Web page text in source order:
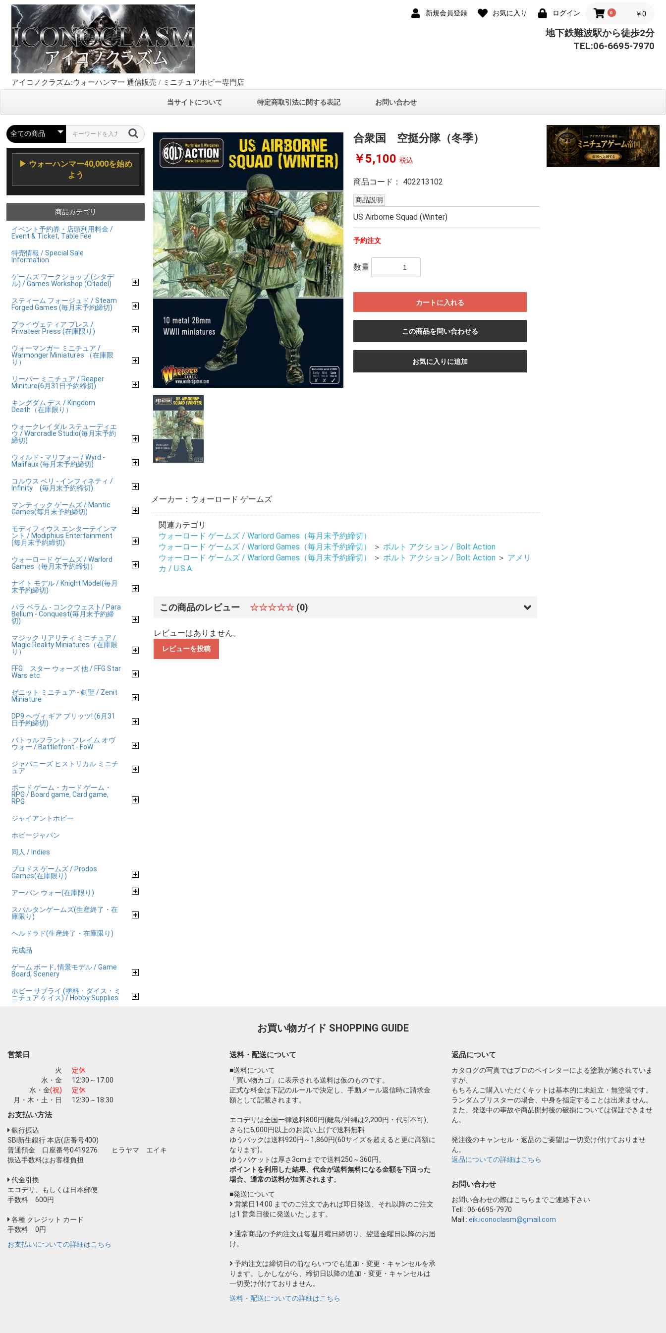
新規会員登録 お気に入り ログイン 0 ￥0
アイコノクラズム:ウォーハンマー 通信販売 / ミニチュアホビー専門店
地下鉄難波駅から徒歩2分
TEL:06-6695-7970
当サイトについて 特定商取引法に関する表記 お問い合わせ
▶ ウォーハンマー40,000を始め
よう
商品カテゴリ
イベント予約券・店頭利用料金 /
Event & Ticket, Table Fee
特売情報 / Special Sale
Information
ゲームズ ワークショップ (シタデ
ル) / Games Workshop (Citadel)
スティーム フォージュド / Steam
Forged Games (毎月末予約締切)
プライヴェティア プレス /
Privateer Press (在庫限り)
ウォーマンガー ミニチュア /
Warmonger Miniatures （在庫限
り）
リーパー ミニチュア / Reaper
Miniture(6月31日予約締切)
キングダム デス / Kingdom
Death（在庫限り）
ウォークレイダル ステューディエ
ウ / Warcradle Studio(毎月末予約
締切)
ウィルド - マリフォー / Wyrd -
Malifaux (毎月末予約締切)
コルウス ベリ - インフィネティ /
Infinity (毎月末予約締切)
マンティック ゲームズ / Mantic
Games(毎月末予約締切)
モディフィウス エンターテインマ
ント / Modiphius Entertainment
(毎月末予約締切)
ウォーロード ゲームズ / Warlord
Games（毎月末予約締切）
ナイト モデル / Knight Model(毎月
末予約締切)
パラ ベラム - コンクウェスト/ Para
Bellum - Conquest(毎月末予約締
切)
マジック リアリティ ミニチュア /
Magic Reality Miniatures（在庫限
り）
FFG スター ウォーズ 他 / FFG Star
Wars etc.
ゼニット ミニチュア - 剣聖 / Zenit
Miniature
DP9 ヘヴィ ギア ブリッツ! (6月31
日予約締切)
バトゥルフラント - フレイム オヴ
ウォー / Battlefront - FoW
ジャパニーズ ヒストリカル ミニチ
ュア
ボード ゲーム・カード ゲーム・
RPG / Board game, Card game,
RPG
ジャイアントホビー
ホビージャパン
同人 / Indies
プロドス ゲームズ / Prodos
Games(在庫限り)
アーバン ウォー(在庫限り)
スパルタンゲームズ(生産終了・在
庫限り)
ヘルドラド(生産終了・在庫限り)
完成品
ゲーム ボード, 情景モデル / Game
Board, Scenery
ホビー サプライ (塗料・ダイス・ミ
ニチュア ケイス) / Hobby Supplies
合衆国 空挺分隊（冬季）
￥5,100 税込
商品コード： 402213102
商品説明
US Airborne Squad (Winter)
予約注文
数量
カートに入れる
この商品を問い合わせる
お気に入りに追加
メーカー：ウォーロード ゲームズ
関連カテゴリ
ウォーロード ゲームズ / Warlord Games（毎月末予約締切）
ウォーロード ゲームズ / Warlord Games（毎月末予約締切）
＞ ボルト アクション / Bolt Action
ウォーロード ゲームズ / Warlord Games（毎月末予約締切）
＞ ボルト アクション / Bolt Action ＞ アメリ
カ / U.S.A.
この商品のレビュー ☆☆☆☆☆ (0)
レビューはありません。
レビューを投稿
お買い物ガイド SHOPPING GUIDE
営業日
火
定休
水・金
12:30～17:00
水・金(祝)
定休
月・木・土・日
12:30～18:30
お支払い方法
銀行振込
SBI新生銀行 本店(店番号400)
普通預金 口座番号0419276 ヒラヤマ エイキ
振込手数料はお客様負担
代金引換
エコデリ、もしくは日本郵便
手数料 600円
各種 クレジット カード
手数料 0円
お支払いについての詳細はこちら
送料・配送について
■送料について
「買い物カゴ」に表示される送料は仮のものです。
正式な料金は下記のルールで決定し、手動メール返信時に請求金
額として記載されます。
エコデリは全国一律送料800円(離島/沖縄は2,200円・代引不可)、
さらに6,000円以上のお買い上げで送料無料
ゆうパックは送料920円～1,860円(60サイズを超えると更に高額に
なります)。
ゆうパケットは厚さ3cmまでで送料250～360円。
ポイントを利用した結果、代金が送料無料になる金額を下回った
場合、通常の送料が加算されます。
■発送について
営業日14:00 までのご注文であれば即日発送、それ以降のご注文
は1 営業日後に発送いたします。
通常商品の予約注文は毎週月曜日締切り、翌週金曜日以降のお届
け。
予約注文は締切日の前ならいつでも追加・変更・キャンセルを承
ります。しかしながら、締切日以降の追加・変更・キャンセルは
一切受け付けておりません。
送料・配送についての詳細はこちら
返品について
カタログの写真ではプロのペインターによる塗装が施されていま
すが、
もちろんご購入いただくキットは基本的に未組立・無塗装です。
ランダムブリスターの場合、中身を指定することは出来ません。
また、発送中の事故や商品開封後の破損については保証できませ
ん。
発注後のキャンセル・返品のご要望は一切受け付けておりませ
ん。
返品についての詳細はこちら
お問い合わせ
お問い合わせの際はこちらまでご連絡下さい
Tell : 06-6695-7970
Mail : eik.iconoclasm@gmail.com